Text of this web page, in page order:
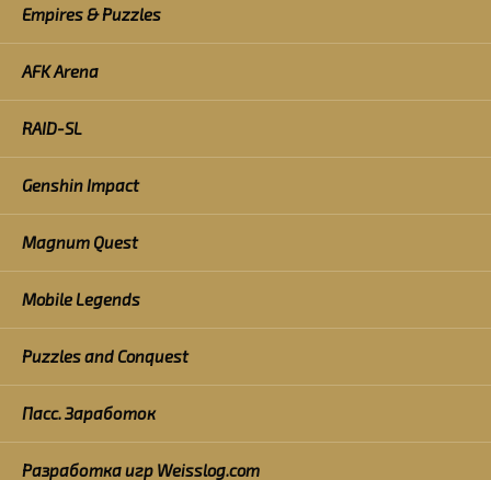
Empires & Puzzles
AFK Arena
RAID-SL
Genshin Impact
Magnum Quest
Mobile Legends
Puzzles and Conquest
Пасс. Заработок
Разработка игр Weisslog.com